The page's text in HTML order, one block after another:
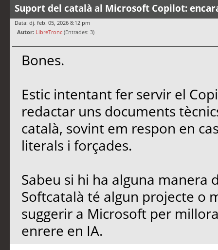
Suport del català al Microsoft Copilot:
Data: dj. feb. 05, 2026 8:12 pm
Autor: LibreTronc (Entrades: 3)
Bones.
Estic intentant fer servir el
redactar uns documents
català, sovint em respon en
literals i forçades.
Sabeu si hi ha alguna manera
Softcatalà té algun projecte o
suggerir a Microsoft per
enrere en IA.